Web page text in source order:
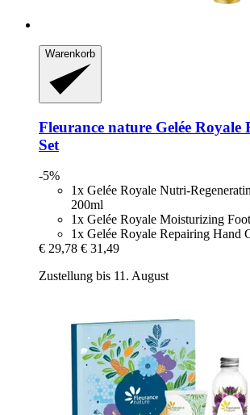
Warenkorb
Fleurance nature Gelée
Set
-5%
1x Gelée Royale Nutri-
200ml
1x Gelée Royale Moisturizing
1x Gelée Royale Repairing Hand
€ 29,78 € 31,49
Zustellung bis 11. August